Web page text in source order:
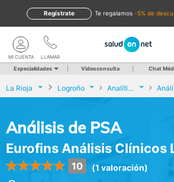
te regalamos -5% de
Regístrate
LLAMAR
MI CUENTA
Especialidades Videoconsulta Chat
La Rioja Logroño Analíticas y Genética
Análisis de PSA
Eurofins Análisis Clínicos
10 (1 valoración)